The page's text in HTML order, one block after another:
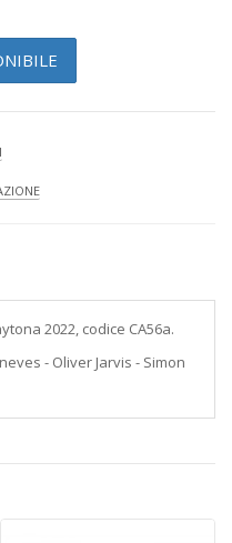
2022, codice CA56a.
- Oliver Jarvis - Simon